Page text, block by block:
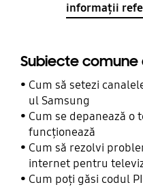
informații
Subiecte
Cum să setezi
ul Samsung
Cum se depanează o
funcționează
Cum să rezolvi
internet pentru
Cum poți găsi codul